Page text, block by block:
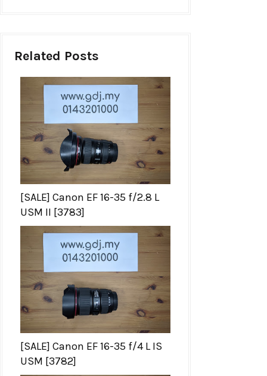
Related Posts
[SALE] Canon EF 16-35 f/2.8 L
USM II [3783]
[SALE] Canon EF 16-35 f/4 L IS
USM [3782]